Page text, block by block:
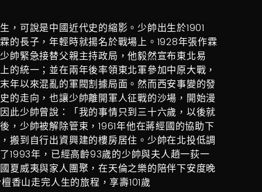
，可說是中國近代史的縮影。少帥出生於1901
的長子，年輕時就揚名於戰場上。1928年張作霖
帥緊急接替父親主持政局，他毅然宣布東北易
的統一；並在兩年後率領東北軍參加中原大戰，
年以來混亂的軍閥割據局面。然而西安事變的發
的走向，也讓少帥離開軍人征戰的沙場，開始漫
此少帥曾說：「我的事情只到三十六歲，以後就
，少帥被解除管束，1961年他在蔣經國的協助下
搬到自行出資興建的樓房居住。少帥在北投低調
1993年，已經高齡93歲的少帥與夫人趙一荻一
夏威夷與家人團聚，在天倫之樂的陪伴下安度晚
香山走完人生的旅程，享壽101歲